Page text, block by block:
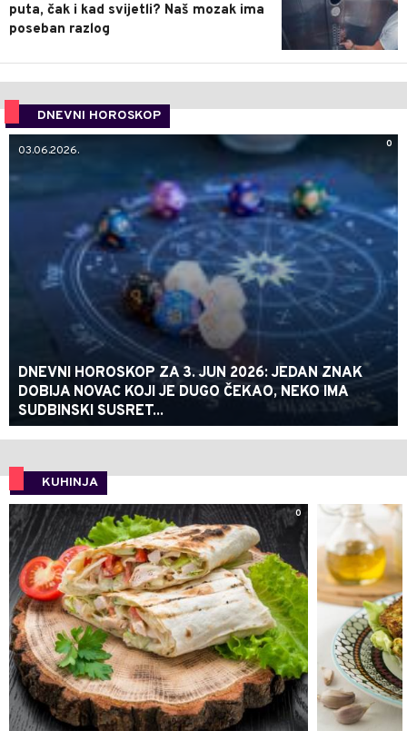
puta, čak i kad svijetli? Naš mozak ima
poseban razlog
DNEVNI HOROSKOP
0
03.06.2026.
DNEVNI HOROSKOP ZA 3. JUN 2026: JEDAN ZNAK
DOBIJA NOVAC KOJI JE DUGO ČEKAO, NEKO IMA
SUDBINSKI SUSRET...
KUHINJA
0